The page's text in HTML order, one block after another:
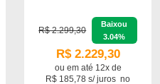
ondas Poliman Móveis
R$ 2.299,30
Baixou
3.04%
R$ 2.229,30
ou ematé 12x de
R$ 185,78 s/ juros no